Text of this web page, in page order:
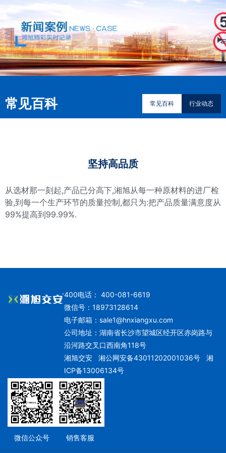
常见百科 常见百科 行业动态
坚持高品质
从选材那一刻起,产品已分高下,湘旭从每一种原材料的进厂检
验,到每一个生产环节的质量控制,都只为:把产品质量满意度从
99%提高到99.99%.
400电话： 400-081-6619
微信号：18973128614
电子邮箱： sale1@hnxiangxu.com
公司地址：湖南省长沙市望城区经开区赤岗路与
沿河路交叉口西南角118号
湘旭交安湘公网安备43011202001036号
湘
ICP备13006134号
微信公众号 销售客服